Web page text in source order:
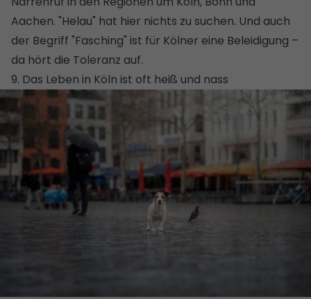
Aachen. "Helau" hat hier nichts zu suchen. Und auch
der Begriff "Fasching" ist für Kölner eine Beleidigung –
da hört die Toleranz auf.
9. Das Leben in Köln ist oft heiß und nass